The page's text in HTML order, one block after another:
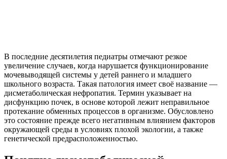
В последние десятилетия педиатры отмечают резкое
увеличение случаев, когда нарушается функционирование
мочевыводящей системы у детей раннего и младшего
школьного возраста. Такая патология имеет своё название —
дисметаболическая нефропатия. Термин указывает на
дисфункцию почек, в основе которой лежит неправильное
протекание обменных процессов в организме. Обусловлено
это состояние прежде всего негативным влиянием факторов
окружающей среды в условиях плохой экологии, а также
генетической предрасположенностью.